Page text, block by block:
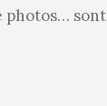
photos… sont